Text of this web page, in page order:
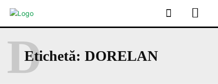
Etichetă: DORELAN
D